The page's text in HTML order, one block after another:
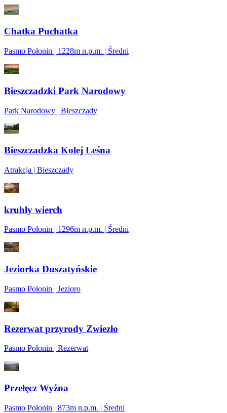
Chatka Puchatka
Pasmo Połonin | 1228m n.p.m. | Średni
Bieszczadzki Park Narodowy
Park Narodowy | Bieszczady
Bieszczadzka Kolej Leśna
Atrakcja | Bieszczady
kruhly wierch
Pasmo Połonin | 1296m n.p.m. | Średni
Jeziorka Duszatyńskie
Pasmo Połonin | Jezioro
Rezerwat przyrody Zwiezło
Pasmo Połonin | Rezerwat
Przełęcz Wyżna
Pasmo Połonin | 873m n.p.m. | Średni